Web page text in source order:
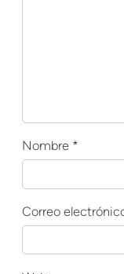
Nombre *
Correo